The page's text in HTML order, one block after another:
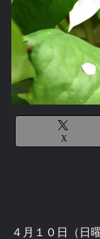
X
４月１０日（日